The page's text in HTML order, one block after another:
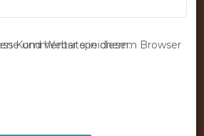
Browser für meinen nächsten Kommentar speichern.